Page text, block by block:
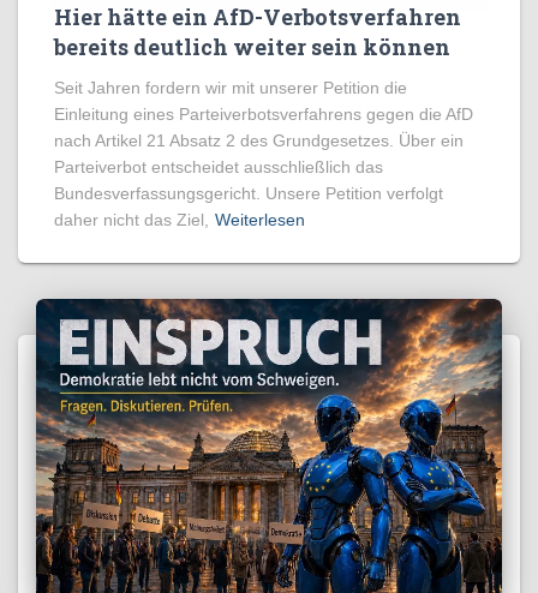
Hier hätte ein AfD-Verbotsverfahren
bereits deutlich weiter sein können
Seit Jahren fordern wir mit unserer Petition die
Einleitung eines Parteiverbotsverfahrens gegen die AfD
nach Artikel 21 Absatz 2 des Grundgesetzes. Über ein
Parteiverbot entscheidet ausschließlich das
Bundesverfassungsgericht. Unsere Petition verfolgt
daher nicht das Ziel,
Weiterlesen